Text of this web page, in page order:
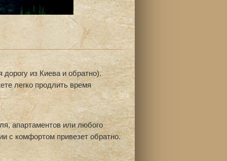
из Киева и обратно).
легко продлить время
апартаментов или любого
с комфортом привезет обратно.